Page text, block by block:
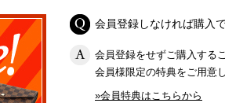
会員登録しなければ購入
会員登録をせずご購入する
会員様限定の特典をご用意
»会員特典はこちらから